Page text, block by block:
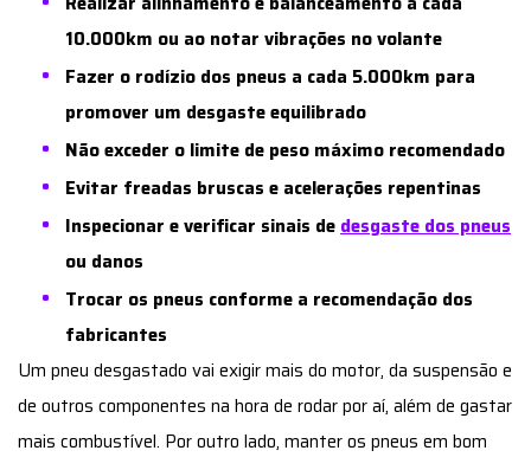
10.000km ou ao notar vibrações no volante
Fazer o rodízio dos pneus a cada 5.000km para
promover um desgaste equilibrado
Não exceder o limite de peso máximo recomendado
Evitar freadas bruscas e acelerações repentinas
Inspecionar e verificar sinais de desgaste dos pneus
ou danos
Trocar os pneus conforme a recomendação dos
fabricantes
Um pneu desgastado vai exigir mais do motor, da suspensão e
de outros componentes na hora de rodar por aí, além de gastar
mais combustível. Por outro lado, manter os pneus em bom